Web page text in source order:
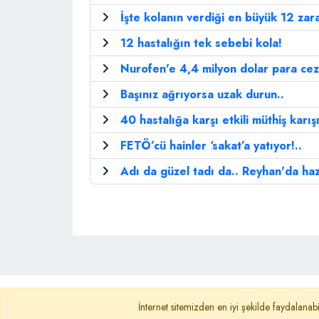
İşte kolanın verdiği en büyük 12
12 hastalığın tek sebebi kola!
Nurofen'e 4,4 milyon dolar para
Başınız ağrıyorsa uzak durun..
40 hastalığa karşı etkili müthiş
FETÖ’cü hainler ‘sakat’a yatıyor!..
Adı da güzel tadı da.. Reyhan'da
Ana Sayfa Gizlilik Politikası KVKK
İnternet sitemizden en iyi şekilde